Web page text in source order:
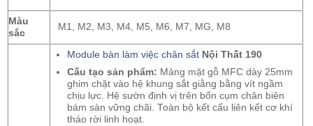
Màu
sắc
M1, M2, M3, M4, M5, M6, M7, MG, M8
Module bàn làm việc chân sắt Nội Thất 190
Cấu tạo sản phẩm: Mảng mặt gỗ MFC dày 25mm
ghim chặt vào hệ khung sắt giằng bằng vít ngầm
chịu lực. Hệ sườn định vị trên bốn cụm chân biên
bám sàn vững chãi. Toàn bộ kết cấu liên kết cơ khí
tháo rời linh hoạt.